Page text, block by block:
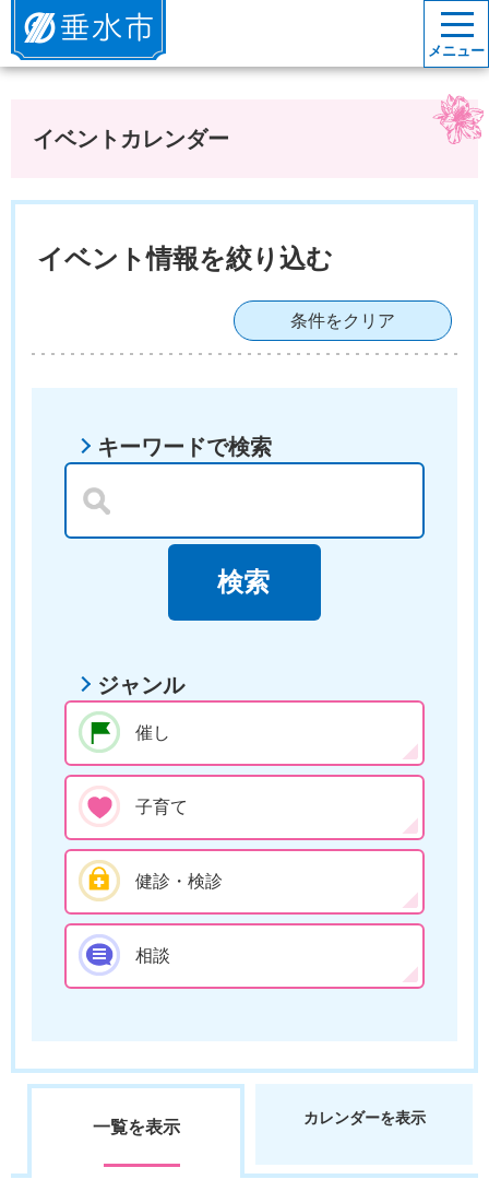
垂水市
メニュー
イベントカレンダー
イベント情報を絞り込む
条件をクリア
キーワードで検索
ジャンル
催し
子育て
健診・検診
相談
一覧を表示 カレンダーを表示